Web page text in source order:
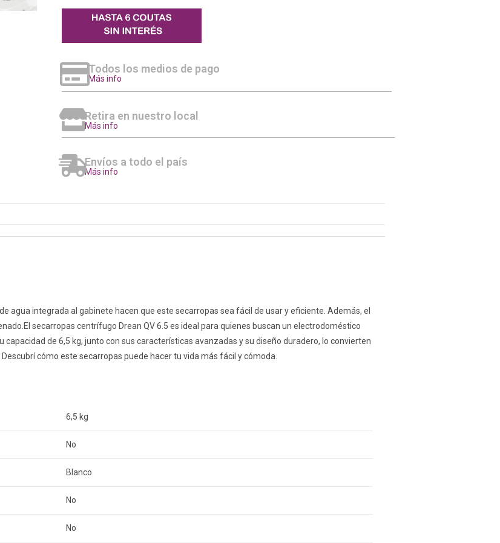
Todos los medios de pago
Más info
Retira en nuestro local
Más info
Envíos a todo el país
Más info
agua integrada al gabinete hacen que este secarropas sea fácil de usar y eficiente. Además, el
secarropas centrífugo Drean QV 6.5 es ideal para quienes buscan un electrodoméstico
capacidad de 6,5 kg, junto con sus características avanzadas y su diseño duradero, lo convierten
cómo este secarropas puede hacer tu vida más fácil y cómoda.
6,5 kg
No
Blanco
No
No